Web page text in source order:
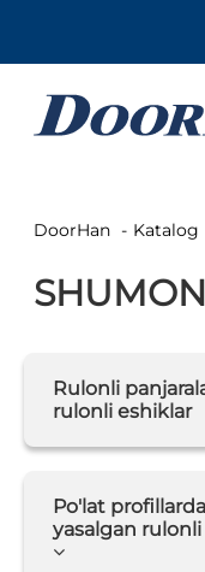
DoorHan Katalog
Rulonli
rulonli eshiklar
Po'lat
yasalgan